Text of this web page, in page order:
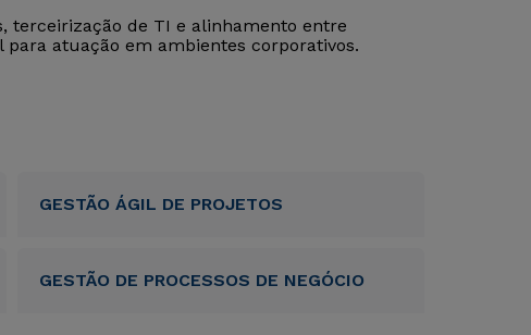
terceirização de TI e alinhamento entre
atuação em ambientes corporativos.
GESTÃO ÁGIL DE PROJETOS
GESTÃO DE PROCESSOS DE NEGÓCIO